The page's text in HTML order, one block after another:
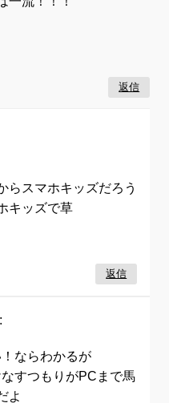
返信
らスマホキッズだろう
キッズで草
返信
ならわかるが
すつもりがPCまで馬
よ